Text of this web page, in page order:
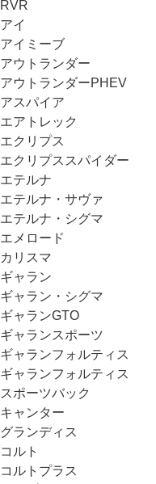
RVR
アイ
アイミーブ
アウトランダー
アウトランダーPHEV
アスパイア
エアトレック
エクリプス
エクリプススパイダー
エテルナ
エテルナ・サヴァ
エテルナ・シグマ
エメロード
カリスマ
ギャラン
ギャラン・シグマ
ギャランGTO
ギャランスポーツ
ギャランフォルティス
ギャランフォルティス
スポーツバック
キャンター
グランディス
コルト
コルトプラス